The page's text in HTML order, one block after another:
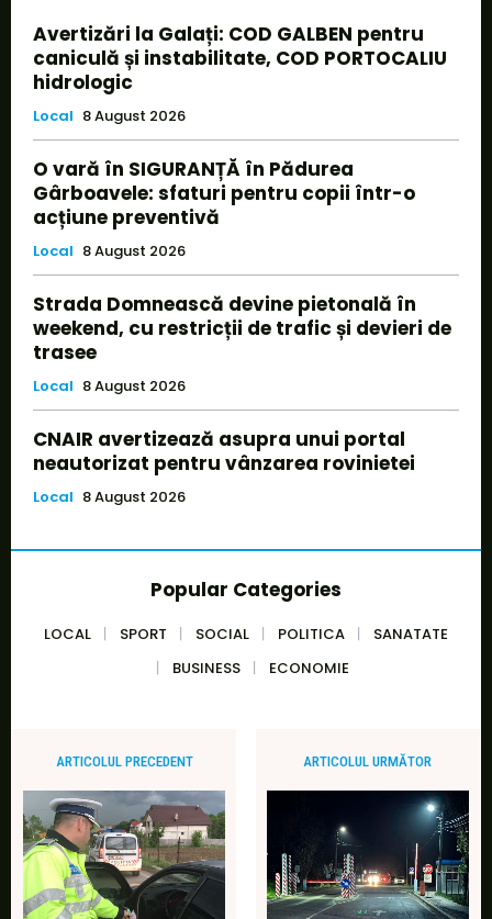
Avertizări la Galați: COD GALBEN pentru
caniculă și instabilitate, COD PORTOCALIU
hidrologic
Local 8 August 2026
O vară în SIGURANȚĂ în Pădurea
Gârboavele: sfaturi pentru copii într-o
acțiune preventivă
Local 8 August 2026
Strada Domnească devine pietonală în
weekend, cu restricții de trafic și devieri de
trasee
Local 8 August 2026
CNAIR avertizează asupra unui portal
neautorizat pentru vânzarea rovinietei
Local 8 August 2026
Popular Categories
LOCAL SPORT SOCIAL POLITICA
SANATATE
BUSINESS
ECONOMIE
ARTICOLUL PRECEDENT ARTICOLUL URMĂTOR